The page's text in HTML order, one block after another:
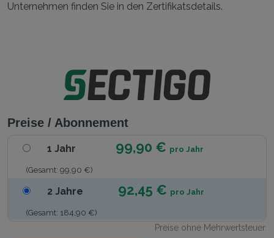
Unternehmen finden Sie in den Zertifikatsdetails.
Preise / Abonnement
1 Jahr 99,90 € pro Jahr
(Gesamt: 99,90 €)
2 Jahre 92,45 € pro Jahr
(Gesamt: 184,90 €)
Preise ohne Mehrwertsteuer.